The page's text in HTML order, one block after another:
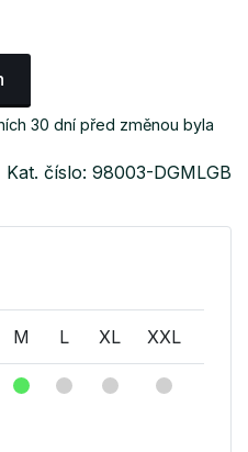
30 dní před změnou byla
Kat. číslo: 98003-DGMLGB
M L XL XXL